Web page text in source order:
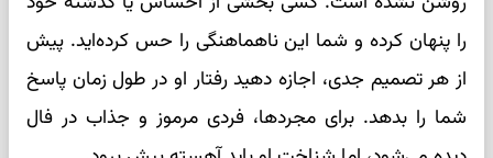
را پنهان کرده و شما این ناهماهنگی را حس کرده‌اید. پیش
از هر تصمیم جدی، اجازه دهید رفتار او در طول زمان پاسخ
شما را بدهد. برای مجردها، فردی مرموز و جذاب در فال